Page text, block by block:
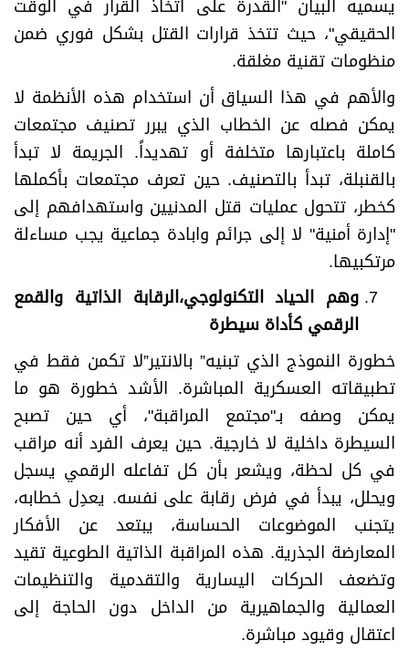
يسميه البيان "القدرة على اتخاذ القرار في الوقت
الحقيقي"، حيث تتخذ قرارات القتل بشكل فوري ضمن
منظومات تقنية مغلقة.
والأهم في هذا السياق أن استخدام هذه الأنظمة لا
يمكن فصله عن الخطاب الذي يبرر تصنيف مجتمعات
كاملة باعتبارها متخلفة أو تهديداً. الجريمة لا تبدأ
بالقنبلة، تبدأ بالتصنيف. حين تعرف مجتمعات بأكملها
كخطر، تتحول عمليات قتل المدنيين واستهدافهم إلى
"إدارة أمنية" لا إلى جرائم وابادة جماعية يجب مساءلة
مرتكبيها.
وهم الحياد التكنولوجي،الرقابة الذاتية والقمع
الرقمي كأداة سيطرة
خطورة النموذج الذي تبنيه” بالانتير”لا تكمن فقط في
تطبيقاته العسكرية المباشرة. الأشد خطورة هو ما
يمكن وصفه بـ"مجتمع المراقبة"، أي حين تصبح
السيطرة داخلية لا خارجية. حين يعرف الفرد أنه مراقب
في كل لحظة، ويشعر بأن كل تفاعله الرقمي يسجل
ويحلل، يبدأ في فرض رقابة على نفسه. يعدِل خطابه،
يتجنب الموضوعات الحساسة، يبتعد عن الأفكار
المعارضة الجذرية. هذه المراقبة الذاتية الطوعية تقيد
وتضعف الحركات اليسارية والتقدمية والتنظيمات
العمالية والجماهيرية من الداخل دون الحاجة إلى
اعتقال وقيود مباشرة.